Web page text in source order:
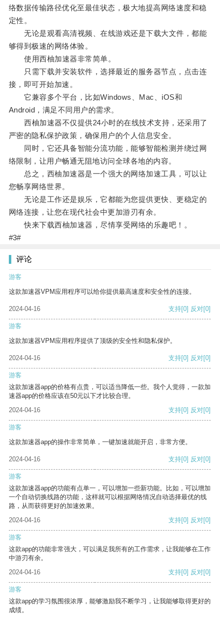
络数据传输路径优化至最佳状态，极大地提高网络速度和稳
定性。
无论是观看高清视频、在线游戏还是下载大文件，都能
够得到极速的网络体验。
使用西柚加速器非常简单。
只需下载并安装软件，选择最近的服务器节点，点击连
接，即可开始加速。
它兼容多个平台，比如Windows、Mac、iOS和
Android，满足不同用户的需求。
西柚加速器不仅提供24小时的在线技术支持，还采用了
严密的隐私保护政策，确保用户的个人信息安全。
同时，它还具备智能分流功能，能够智能检测并绕过网
络限制，让用户畅通无阻地访问全球各地的内容。
总之，西柚加速器是一个强大的网络加速工具，可以让
您畅享网络世界。
无论是工作还是娱乐，它都能为您提供更快、更稳定的
网络连接，让您在现代社会中更加游刃有余。
快来下载西柚加速器，尽情享受网络的乐趣吧！。
#3#
评论
游客
这款加速器VPM应用程序可以给你提供最高速度和安全性的连接。
2024-04-16 支持[0] 反对[0]
游客
这款加速器VPM应用程序提供了顶级的安全性和隐私保护。
2024-04-16 支持[0] 反对[0]
游客
这款加速器app的价格有点贵，可以适当降低一些。我个人觉得，一款加
速器app的价格应该在50元以下才比较合理。
2024-04-16
支持[0] 反对[0]
游客
这款加速器app的操作非常简单，一键加速就能开启，非常方便。
2024-04-16 支持[0] 反对[0]
游客
这款加速器app的功能有点单一，可以增加一些新功能。比如，可以增加
一个自动切换线路的功能，这样就可以根据网络情况自动选择最优的线
路，从而获得更好的加速效果。
2024-04-16
支持[0] 反对[0]
游客
这款app的功能非常强大，可以满足我所有的工作需求，让我能够在工作
中游刃有余。
2024-04-16
支持[0] 反对[0]
游客
这款app的学习氛围很浓厚，能够激励我不断学习，让我能够取得更好的
成绩。